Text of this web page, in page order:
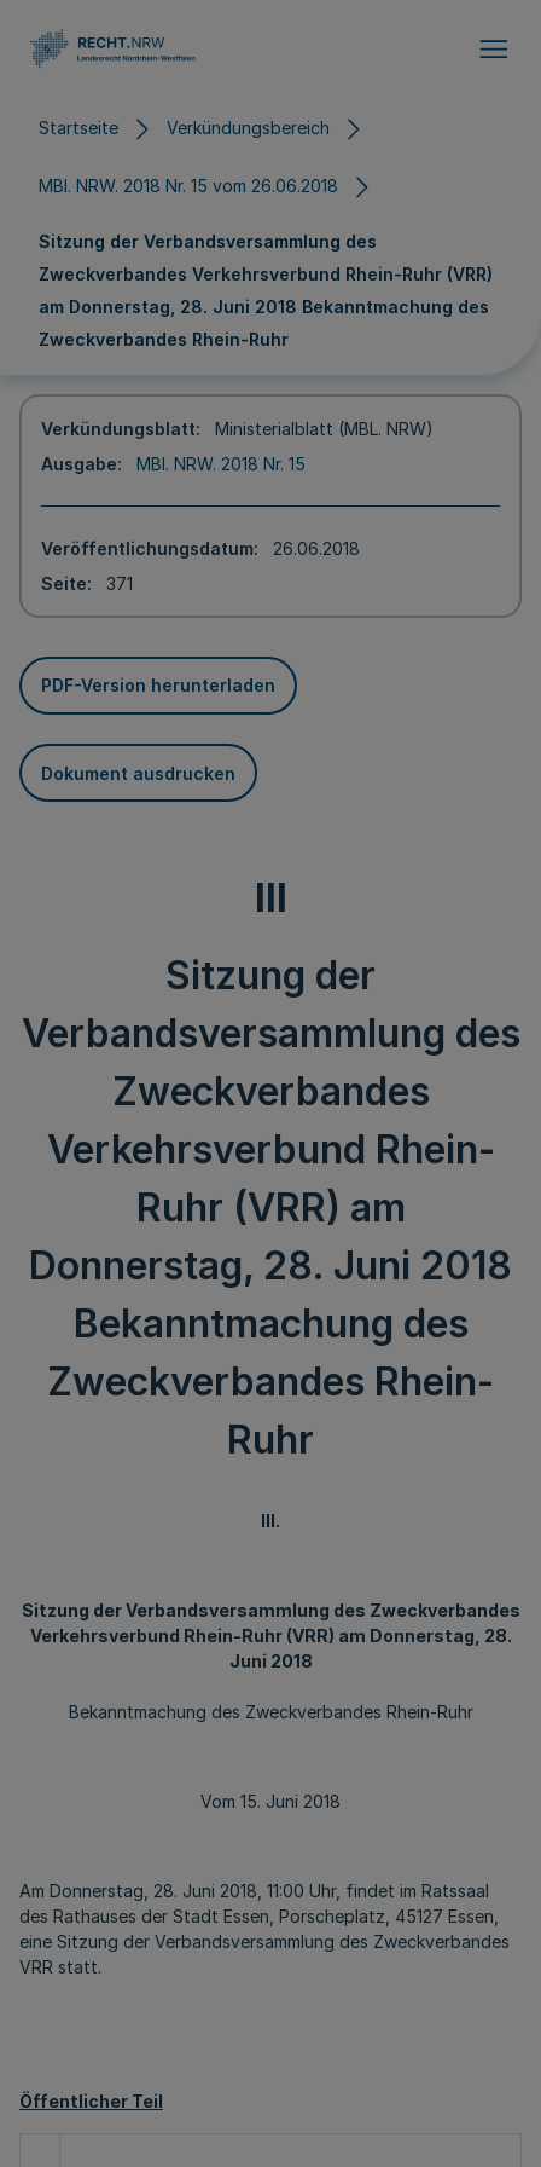
Startseite Verkündungsbereich
MBl. NRW. 2018 Nr. 15 vom 26.06.2018
Sitzung der Verbandsversammlung des
Zweckverbandes Verkehrsverbund Rhein-Ruhr (VRR)
am Donnerstag, 28. Juni 2018 Bekanntmachung des
Zweckverbandes Rhein-Ruhr
Verkündungsblatt
Ministerialblatt (MBL. NRW)
Ausgabe
MBl. NRW. 2018 Nr. 15
Veröffentlichungsdatum
26.06.2018
Seite
371
PDF-Version herunterladen
Dokument ausdrucken
III
Sitzung der
Verbandsversammlung des
Zweckverbandes
Verkehrsverbund Rhein-
Ruhr (VRR) am
Donnerstag, 28. Juni 2018
Bekanntmachung des
Zweckverbandes Rhein-
Ruhr
III.
Sitzung der Verbandsversammlung des Zweckverbandes
Verkehrsverbund Rhein-Ruhr (VRR) am Donnerstag, 28.
Juni 2018
Bekanntmachung des Zweckverbandes Rhein-Ruhr
Vom 15. Juni 2018
Am Donnerstag, 28. Juni 2018, 11:00 Uhr, findet im Ratssaal
des Rathauses der Stadt Essen, Porscheplatz, 45127 Essen,
eine Sitzung der Verbandsversammlung des Zweckverbandes
VRR statt.
Öffentlicher Teil